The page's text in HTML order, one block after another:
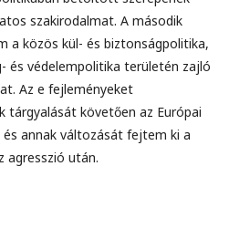
szakirodalmat. A második
a közös kül- és biztonságpolitika,
és védelempolitika területén zajló
Az e fejleményeket
tárgyalását követően az Európai
annak változását fejtem ki a
agresszió után.